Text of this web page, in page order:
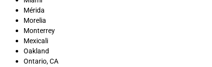
Mérida
Morelia
Monterrey
Mexicali
Oakland
Ontario, CA